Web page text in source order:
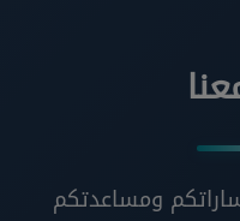
ومساعدتكم